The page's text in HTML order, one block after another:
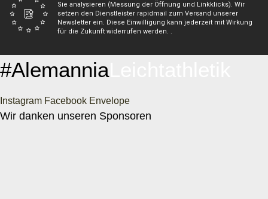
Sie analysieren (Messung der Öffnung und Linkklicks). Wir
setzen den Dienstleister rapidmail zum Versand unserer
Newsletter ein. Diese Einwilligung kann jederzeit mit Wirkung
für die Zukunft widerrufen werden. .
#AlemanniaLeichtathletik
Instagram Facebook Envelope
Wir danken unseren Sponsoren